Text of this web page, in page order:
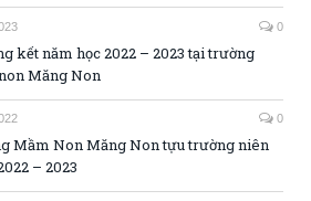
0
kết năm học 2022 – 2023 tại trường
Măng Non
0
Mầm Non Măng Non tựu trường niên
– 2023